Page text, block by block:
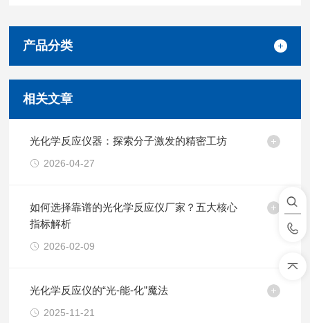
产品分类
相关文章
光化学反应仪器：探索分子激发的精密工坊
2026-04-27
如何选择靠谱的光化学反应仪厂家？五大核心
指标解析
2026-02-09
光化学反应仪的“光-能-化”魔法
2025-11-21